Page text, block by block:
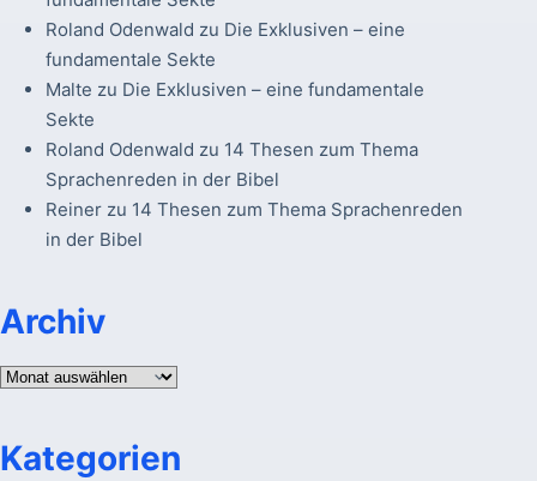
Roland Odenwald zu Die Exklusiven – eine
fundamentale Sekte
Malte zu Die Exklusiven – eine fundamentale
Sekte
Roland Odenwald zu 14 Thesen zum Thema
Sprachenreden in der Bibel
Reinerzu 14 Thesen zum Thema Sprachenreden
in der Bibel
Archiv
Archiv
Kategorien